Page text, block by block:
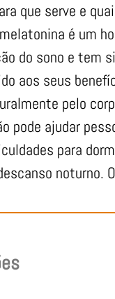
que serve e
é um
do sono e tem
aos seus
pelo
pode ajudar
para
noturno.